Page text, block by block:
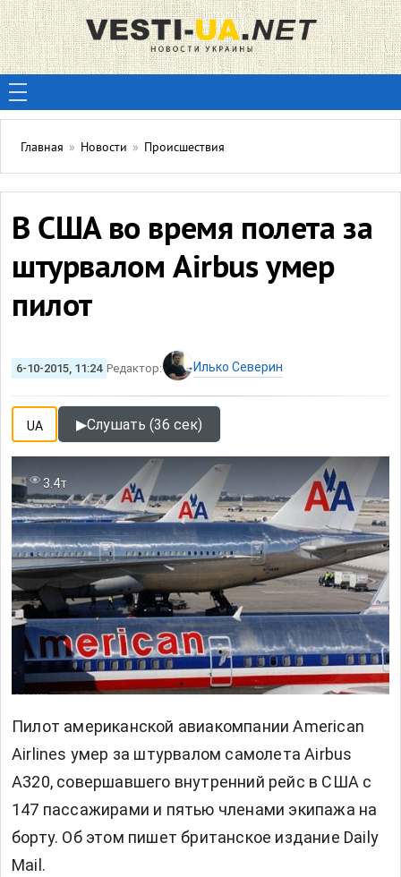
Главная » Новости » Происшествия
В США во время полета за
штурвалом Airbus умер
пилот
6-10-2015, 11:24 Редактор: Илько Северин
UA ▶Слушать (36 сек)
3.4т
Пилот американской авиакомпании American
Airlines умер за штурвалом самолета Airbus
A320, совершавшего внутренний рейс в США с
147 пассажирами и пятью членами экипажа на
борту. Об этом пишет британское издание Daily
Mail.